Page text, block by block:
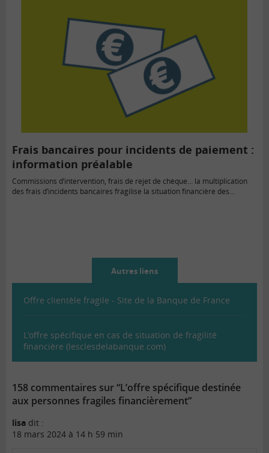
Frais bancaires pour incidents de paiement :
information préalable
Commissions d’intervention, frais de rejet de chèque… la multiplication
des frais d’incidents bancaires fragilise la situation financière des…
Autres liens
Offre clientèle fragile - Site de la Banque de France
L’offre spécifique en cas de situation de fragilité
financière (lesclesdelabanque.com)
158 commentaires sur “L’offre spécifique destinée
aux personnes fragiles financièrement”
lisa dit :
18 mars 2024 à 14 h 59 min